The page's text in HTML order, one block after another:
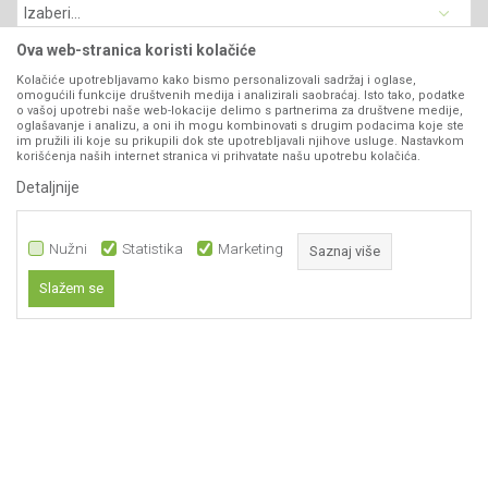
59.999,00
Najčešća pitanja
Načini plaćanja
Plaćanje karticama
Web kredit Raiffeisen banke
Pravo na odustajanje
Reklamacije
Zamena artikala
VIBER I SMS NEWSLETTER
Prijavite se
PRATITE NAS
Ova web-stranica koristi kolačiće
Kolačiće upotrebljavamo kako bismo personalizovali sadržaj i oglase,
omogućili funkcije društvenih medija i analizirali saobraćaj. Isto tako, podatke
o vašoj upotrebi naše web-lokacije delimo s partnerima za društvene medije,
oglašavanje i analizu, a oni ih mogu kombinovati s drugim podacima koje ste
im pružili ili koje su prikupili dok ste upotrebljavali njihove usluge. Nastavkom
korišćenja naših internet stranica vi prihvatate našu upotrebu kolačića.
Detaljnije
Nužni Statistika Marketing Saznaj više
Slažem se